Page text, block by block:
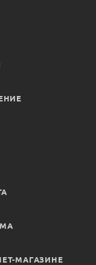
МАГАЗИНЕ